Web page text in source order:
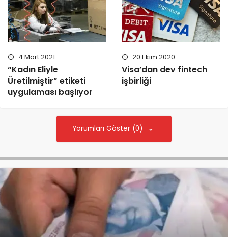
4 Mart 2021
“Kadın Eliyle
Üretilmiştir” etiketi
uygulaması başlıyor
20 Ekim 2020
Visa’dan dev fintech
işbirliği
Yorumları Göster (0)